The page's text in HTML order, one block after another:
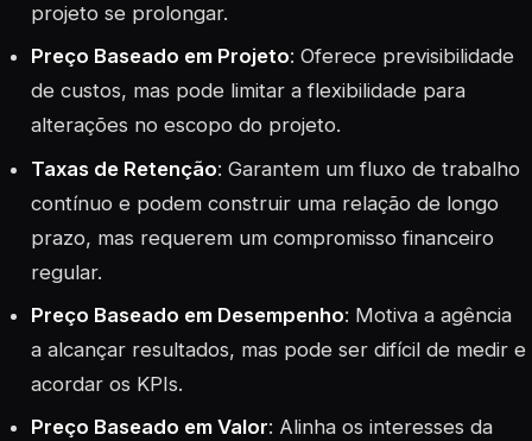
projeto se prolongar.
Preço Baseado em Projeto: Oferece previsibilidade
de custos, mas pode limitar a flexibilidade para
alterações no escopo do projeto.
Taxas de Retenção: Garantem um fluxo de trabalho
contínuo e podem construir uma relação de longo
prazo, mas requerem um compromisso financeiro
regular.
Preço Baseado em Desempenho: Motiva a agência
a alcançar resultados, mas pode ser difícil de medir e
acordar os KPIs.
Preço Baseado em Valor: Alinha os interesses da